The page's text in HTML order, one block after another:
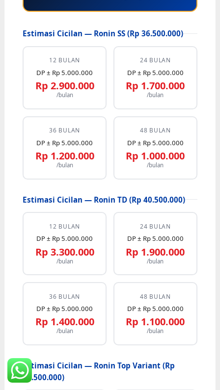
Estimasi Cicilan — Ronin SS (Rp 36.500.000)
12 BULAN
DP ± Rp 5.000.000
Rp 2.900.000
/bulan
24 BULAN
DP ± Rp 5.000.000
Rp 1.700.000
/bulan
36 BULAN
DP ± Rp 5.000.000
Rp 1.200.000
/bulan
48 BULAN
DP ± Rp 5.000.000
Rp 1.000.000
/bulan
Estimasi Cicilan — Ronin TD (Rp 40.500.000)
12 BULAN
DP ± Rp 5.000.000
Rp 3.300.000
/bulan
24 BULAN
DP ± Rp 5.000.000
Rp 1.900.000
/bulan
36 BULAN
DP ± Rp 5.000.000
Rp 1.400.000
/bulan
48 BULAN
DP ± Rp 5.000.000
Rp 1.100.000
/bulan
Estimasi Cicilan — Ronin Top Variant (Rp
42.500.000)